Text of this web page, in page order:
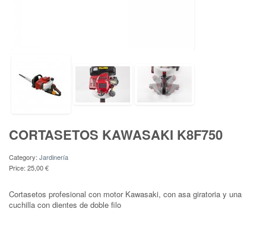
CORTASETOS KAWASAKI K8F750
Category: Jardinería
Price: 25,00 €
Cortasetos profesional con motor Kawasaki, con asa giratoria y una
cuchilla con dientes de doble filo